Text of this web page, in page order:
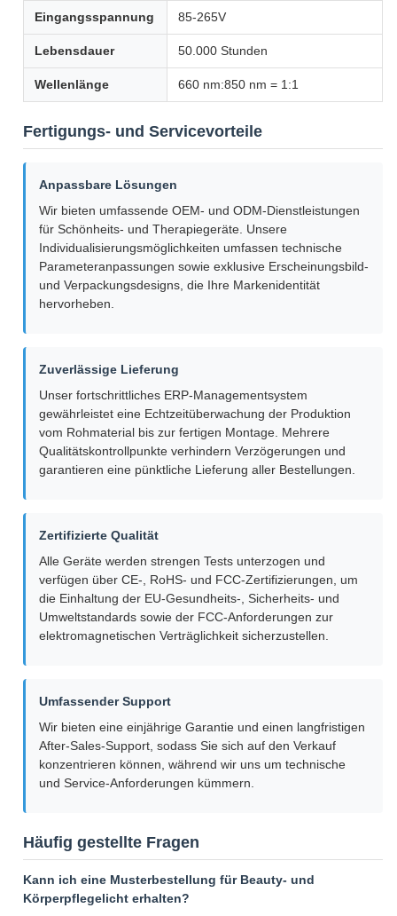
Eingangsspannung 85-265V
Lebensdauer 50.000 Stunden
Wellenlänge 660 nm:850 nm = 1:1
Fertigungs- und Servicevorteile
Anpassbare Lösungen
Wir bieten umfassende OEM- und ODM-Dienstleistungen
für Schönheits- und Therapiegeräte. Unsere
Individualisierungsmöglichkeiten umfassen technische
Parameteranpassungen sowie exklusive Erscheinungsbild-
und Verpackungsdesigns, die Ihre Markenidentität
hervorheben.
Zuverlässige Lieferung
Unser fortschrittliches ERP-Managementsystem
gewährleistet eine Echtzeitüberwachung der Produktion
vom Rohmaterial bis zur fertigen Montage. Mehrere
Qualitätskontrollpunkte verhindern Verzögerungen und
garantieren eine pünktliche Lieferung aller Bestellungen.
Zertifizierte Qualität
Alle Geräte werden strengen Tests unterzogen und
verfügen über CE-, RoHS- und FCC-Zertifizierungen, um
die Einhaltung der EU-Gesundheits-, Sicherheits- und
Umweltstandards sowie der FCC-Anforderungen zur
elektromagnetischen Verträglichkeit sicherzustellen.
Umfassender Support
Wir bieten eine einjährige Garantie und einen langfristigen
After-Sales-Support, sodass Sie sich auf den Verkauf
konzentrieren können, während wir uns um technische
und Service-Anforderungen kümmern.
Häufig gestellte Fragen
Kann ich eine Musterbestellung für Beauty- und
Körperpflegelicht erhalten?